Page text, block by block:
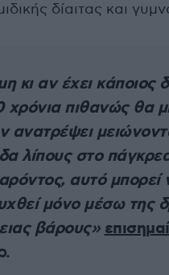
δίαιτας και
κι αν έχει κάποιος
χρόνια πιθανώς θα
ανατρέψει
λίπους στο
αυτό μπορεί
μόνο μέσω της
βάρους»